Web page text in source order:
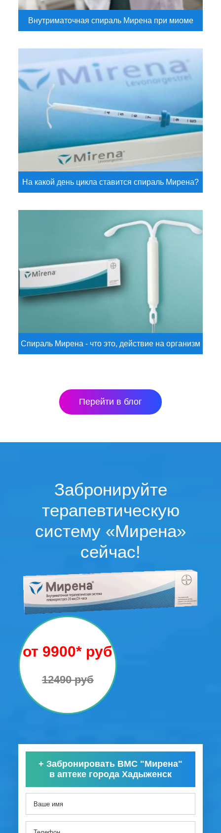
Внутриматочная спираль Мирена при миоме
На какой день цикла ставится спираль Мирена?
Спираль Мирена - что это, действие на организм
Перейти в блог
Забронируйте
терапевтическую
систему «Мирена»
сейчас!
от 9900* руб
12490 руб
+ Забронировать ВМС "Мирена"
в аптеке города Хадыженск